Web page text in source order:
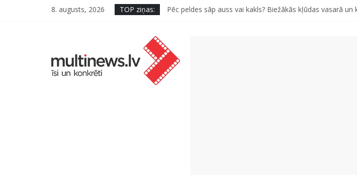
8. augusts, 2026 TOP ziņas:
Pēc peldes sāp auss vai kakls? Biežākās kļūdas vasarā
Pūtēju orķestru svētki Rojā